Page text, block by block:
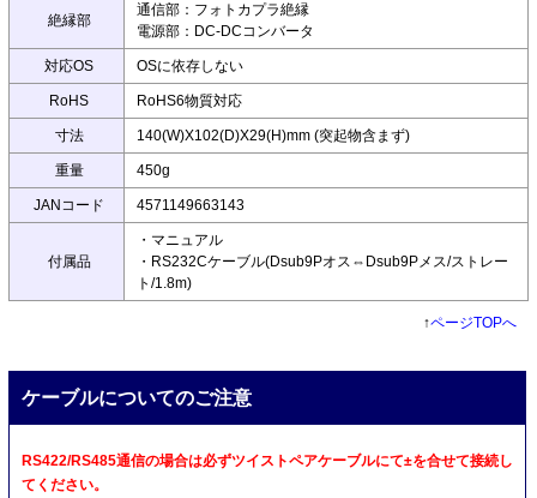
絶縁部
通信部：フォトカプラ絶縁
電源部：DC-DCコンバータ
対応OS OSに依存しない
RoHS RoHS6物質対応
寸法 140(W)X102(D)X29(H)mm (突起物含まず)
重量 450g
JANコード 4571149663143
付属品
・マニュアル
・RS232Cケーブル(Dsub9Pオス⇔Dsub9Pメス/ストレー
ト/1.8m)
↑ページTOPへ
ケーブルについてのご注意
RS422/RS485通信の場合は必ずツイストペアケーブルにて±を合せて接続し
てください。